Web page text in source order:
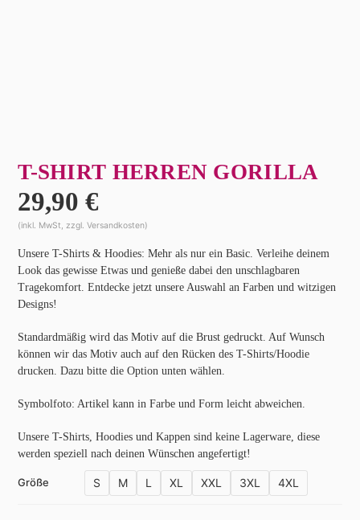
T-SHIRT HERREN GORILLA
29,90€
(inkl. MwSt, zzgl. Versandkosten)
Unsere T-Shirts & Hoodies: Mehr als nur ein Basic. Verleihe deinem
Look das gewisse Etwas und genieße dabei den unschlagbaren
Tragekomfort. Entdecke jetzt unsere Auswahl an Farben und witzigen
Designs!
Standardmäßig wird das Motiv auf die Brust gedruckt. Auf Wunsch
können wir das Motiv auch auf den Rücken des T-Shirts/Hoodie
drucken. Dazu bitte die Option unten wählen.
Symbolfoto: Artikel kann in Farbe und Form leicht abweichen.
Unsere T-Shirts, Hoodies und Kappen sind keine Lagerware, diese
werden speziell nach deinen Wünschen angefertigt!
Größe S M L XL XXL 3XL 4XL